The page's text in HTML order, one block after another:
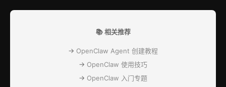
📚 相关推荐
→ OpenClaw Agent 创建教程
→ OpenClaw 使用技巧
→ OpenClaw 入门专题